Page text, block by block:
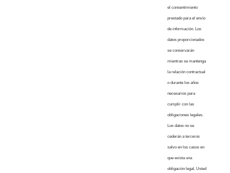
el consentimiento
prestado para el envío
de información. Los
datos proporcionados
se conservarán
mientras se mantenga
la relación contractual
o durante los años
necesarios para
cumplir con las
obligaciones legales.
Los datos no se
cederán a terceros
salvo en los casos en
que exista una
obligación legal. Usted